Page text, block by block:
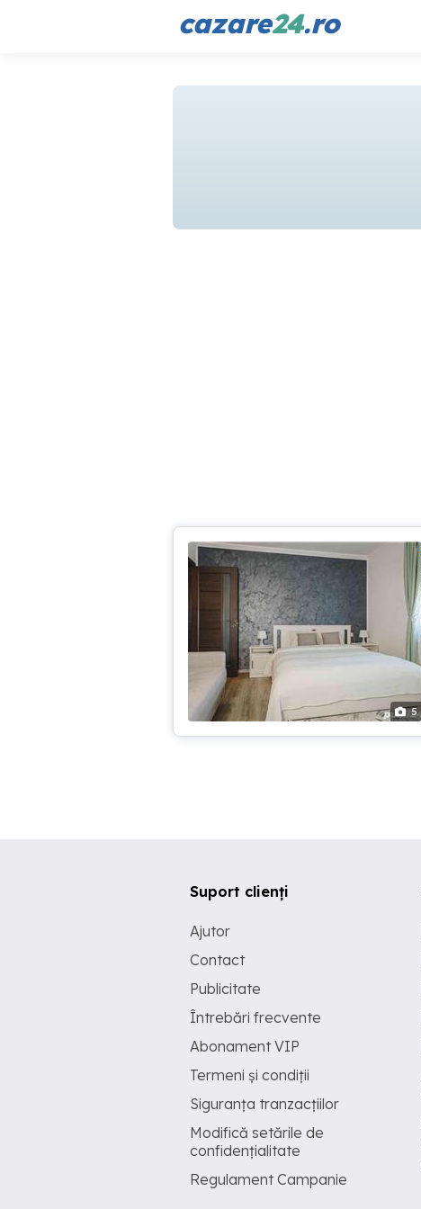
cazare24.ro
5
Suport clienți
Ajutor
Contact
Publicitate
Întrebări frecvente
Abonament VIP
Termeni și condiții
Siguranța tranzacțiilor
Modifică setările de
confidențialitate
Regulament Campanie